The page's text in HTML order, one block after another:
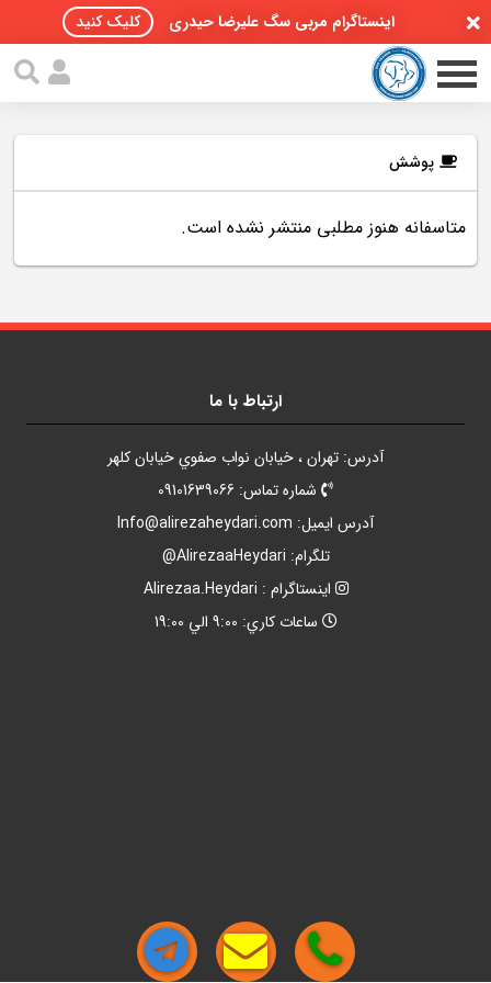
اینستاگرام مربی سگ علیرضا حیدری کلیک کنید
صفحه اصلی
پادکست سگ ها
پوشش
متاسفانه هنوز مطلبی منتشر نشده است.
ارتباط با ما
آدرس: تهران ، خيابان نواب صفوي خيابان کلهر
شماره تماس: 09101639066
آدرس ايميل: Info@alirezaheydari.com
تلگرام: AlirezaaHeydari@
اينستاگرام : Alirezaa.Heydari
ساعات کاري: 9:00 الي 19:00